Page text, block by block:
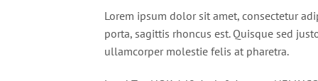
Lorem ipsum dolor sit amet, consectetur
porta, sagittis rhoncus est. Quisque sed
ullamcorper molestie felis at pharetra.